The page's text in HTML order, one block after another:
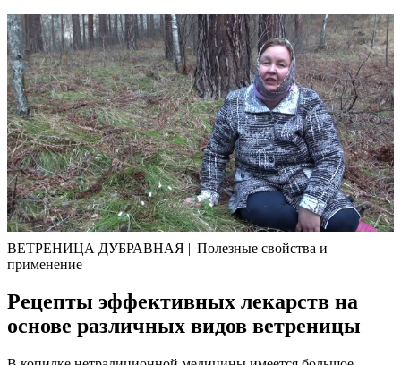
ВЕТРЕНИЦА ДУБРАВНАЯ || Полезные свойства и
применение
Рецепты эффективных лекарств на
основе различных видов ветреницы